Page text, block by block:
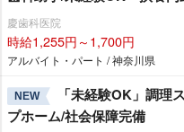
慶歯科医院
時給1,255円～1,700円
アルバイト・パート / 神奈川県
NEW
「未経験OK」調理
プホーム/社会保障完備